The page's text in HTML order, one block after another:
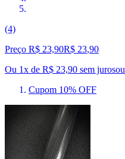
(4)
Preço R$ 23,90R$ 23,90
Ou 1x de R$ 23,90 sem jurosou
Cupom 10% OFF